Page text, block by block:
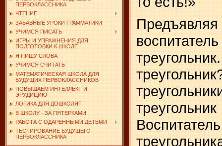
ПЕРВОКЛАССНИКА
ЧТЕНИЕ
ЗАБАВНЫЕ УРОКИ ГРАММАТИКИ
УЧИМСЯ ПИСАТЬ
ИГРЫ И УПРАЖНЕНИЯ ДЛЯ
ПОДГОТОВКИ К ШКОЛЕ
Я ПИШУ СЛОВА
УЧИМСЯ СЧИТАТЬ
МАТЕМАТИЧЕСКАЯ ШКОЛА ДЛЯ
БУДУЩИХ ПЕРВОКЛАССНИКОВ
ПОВЫШАЕМ ИНТЕЛЛЕКТ И
ЭРУДИЦИЮ
ЛОГИКА ДЛЯ ДОШКОЛЯТ
В ШКОЛУ - ЗА ПЯТЕРКАМИ
РАБОТА С ОДАРЕННЫМИ ДЕТЬМИ
ТЕСТИРОВАНИЕ БУДУЩЕГО
ПЕРВОКЛАССНИКА